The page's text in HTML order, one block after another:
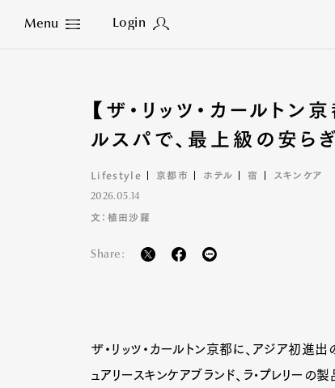
Menu Login
Close
【ザ・リッツ・カールト
ルスパで、最上級の安ら
Lifestyle 京都市 ホテル 宿 スキンケア
2026.05.14
文：植田沙羅
Share:
ザ・リッツ・カールトン京都に、アジア初進
ュアリースキンケアブランド、ラ•プレリーの